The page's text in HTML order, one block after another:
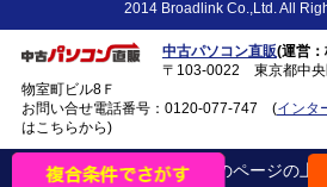
2014 Broadlink Co.,Ltd. All
中古パソコン直販(運営
〒103-0022 東京都中
物室町ビル8Ｆ
お問い合せ電話番号： 0120-077-747 (インタ
はこちらから)
このページの上